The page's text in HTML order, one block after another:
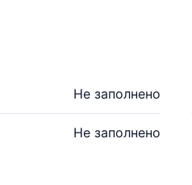
Не заполнено
Не заполнено